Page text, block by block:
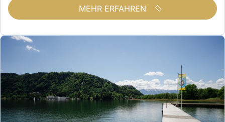
MEHR ERFAHREN